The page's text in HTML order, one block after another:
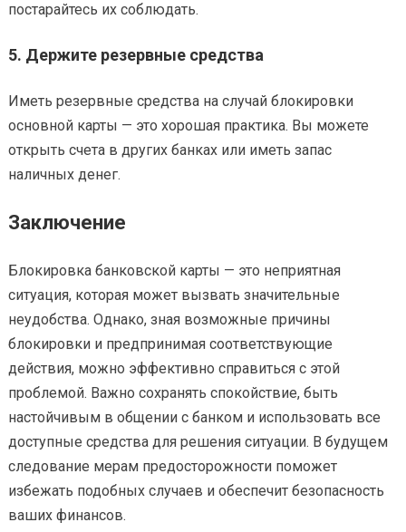
постарайтесь их соблюдать.
5. Держите резервные средства
Иметь резервные средства на случай блокировки
основной карты — это хорошая практика. Вы можете
открыть счета в других банках или иметь запас
наличных денег.
Заключение
Блокировка банковской карты — это неприятная
ситуация, которая может вызвать значительные
неудобства. Однако, зная возможные причины
блокировки и предпринимая соответствующие
действия, можно эффективно справиться с этой
проблемой. Важно сохранять спокойствие, быть
настойчивым в общении с банком и использовать все
доступные средства для решения ситуации. В будущем
следование мерам предосторожности поможет
избежать подобных случаев и обеспечит безопасность
ваших финансов.